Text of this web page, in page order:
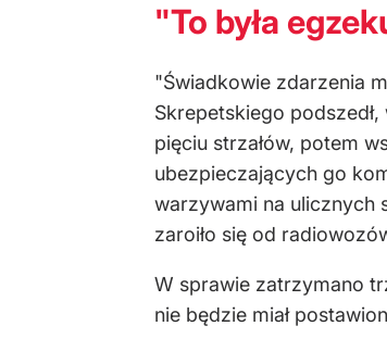
"To była
"Świadkowie zdarzenia
Skrepetskiego
pięciu strzałów, potem
ubezpieczających go
warzywami na ulicznych
zaroiło się od
W sprawie zatrzymano
nie będzie miał